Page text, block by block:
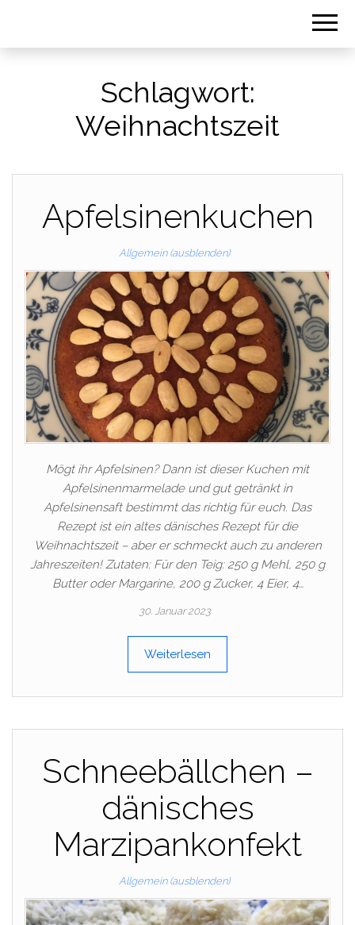
Schlagwort:
Weihnachtszeit
Apfelsinenkuchen
Allgemein (ausblenden)
Mögt ihr Apfelsinen? Dann ist dieser Kuchen mit
Apfelsinenmarmelade und gut getränkt in
Apfelsinensaft bestimmt das richtig für euch. Das
Rezept ist ein altes dänisches Rezept für die
Weihnachtszeit – aber er schmeckt auch zu anderen
Jahreszeiten! Zutaten: Für den Teig: 250 g Mehl, 250 g
Butter oder Margarine, 200 g Zucker, 4 Eier, 4…
30. Januar 2023
Weiterlesen
Schneebällchen –
dänisches
Marzipankonfekt
Allgemein (ausblenden)